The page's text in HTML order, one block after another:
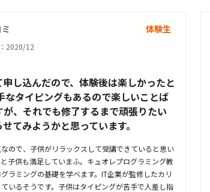
体験生
2020/12
し込んだので、体験後は楽しかったと
なタイピングもあるので楽しいことば
、それでも修了するまで頑張りたい
てみようかと思っています。
ので、子供がリラックスして受講できていると思い
子供も満足していまふ。キュオレプログラミング教
ラミングの基礎を学べます。IT企業が監修したカリ
いるそうです。子供はタイピングが苦手で人差し指